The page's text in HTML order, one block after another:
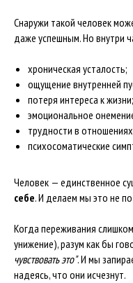
Снаружи такой человек
даже успешным. Но внутри
хроническая усталость;
ощущение внутренней
потеря интереса к жизни;
эмоциональное
трудности в
психосоматические
Человек — единственное
себе. И делаем мы это не
Когда переживания
унижение), разум как бы
чувствовать это". И мы
надеясь, что они исчезнут.